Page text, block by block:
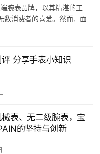
腕表品牌，以其精湛的工
数消费者的喜爱。然而，面
分享手表小知识
表、无二级腕表，宝
的坚持与创新